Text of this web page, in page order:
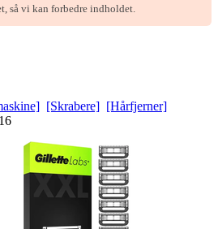
så vi kan forbedre indholdet.
[Skrabere] [Hårfjerner]